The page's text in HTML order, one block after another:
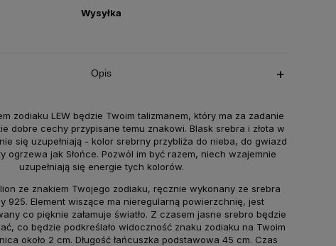
Wysyłka
Opis
zodiaku LEW będzie Twoim talizmanem, który ma za zadanie
dobre cechy przypisane temu znakowi. Blask srebra i złota w
się uzupełniają - kolor srebrny przybliża do nieba, do gwiazd
ogrzewa jak Słońce. Pozwól im być razem, niech wzajemnie
uzupełniają się energie tych kolorów.
ze znakiem Twojego zodiaku, ręcznie wykonany ze srebra
925. Element wiszące ma nieregularną powierzchnię, jest
co pięknie załamuje światło. Z czasem jasne srebro będzie
co będzie podkreślało widoczność znaku zodiaku na Twoim
około 2 cm. Długość łańcuszka podstawowa 45 cm. Czas